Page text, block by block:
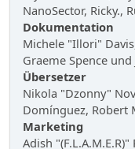
NanoSector, Ricky.,
Dokumentation
Michele "Illori"
Graeme Spence
Übersetzer
Nikola "Dzonny"
Domínguez, Robert
Marketing
Adish